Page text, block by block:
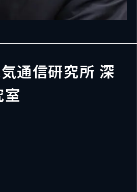
通信研究所 深
室